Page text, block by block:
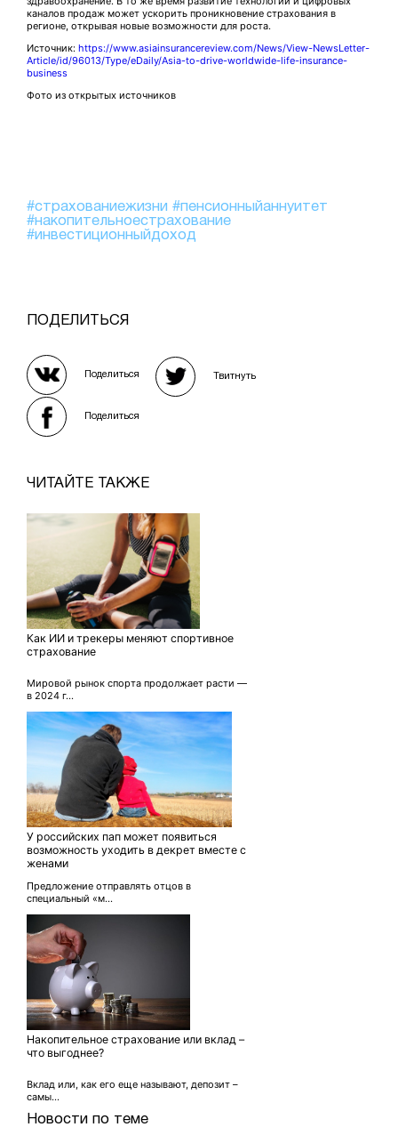
Новости по теме
каналов продаж может ускорить проникновение страхования в
регионе, открывая новые возможности для роста.
Источник: https://www.asiainsurancereview.com/News/View-NewsLetter-
Article/id/96013/Type/eDaily/Asia-to-drive-worldwide-life-insurance-
business
Фото из открытых источников
#страхованиежизни #пенсионныйаннуитет
#накопительноестрахование
#инвестиционныйдоход
ПОДЕЛИТЬСЯ
Поделиться Твитнуть
Поделиться
ЧИТАЙТЕ ТАКЖЕ
Как ИИ и трекеры меняют спортивное
страхование
Мировой рынок спорта продолжает расти —
в 2024 г...
У российских пап может появиться
возможность уходить в декрет вместе с
женами
Предложение отправлять отцов в
специальный «м...
Накопительное страхование или вклад –
что выгоднее?
Вклад или, как его еще называют, депозит –
самы...